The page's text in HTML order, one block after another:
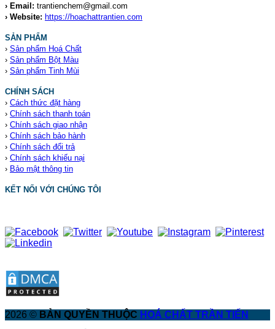
› Email: trantienchem@gmail.com
› Website: https://hoachattrantien.com
SẢN PHẨM
› Sản phẩm Hoá Chất
› Sản phẩm Bột Màu
› Sản phẩm Tinh Mùi
CHÍNH SÁCH
› Cách thức đặt hàng
› Chính sách thanh toán
› Chính sách giao nhận
› Chính sách bảo hành
› Chính sách đổi trả
› Chính sách khiếu nại
› Bảo mật thông tin
KẾT NỐI VỚI CHÚNG TÔI
2026 © BẢN QUYỀN THUỘC HOÁ CHẤT TRẦN TIẾN